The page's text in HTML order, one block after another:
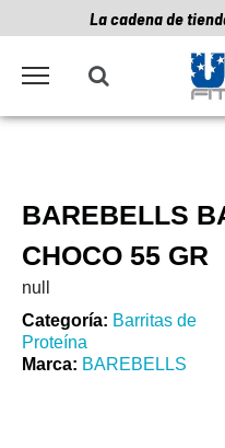
La cadena de
BAREBELLS
CHOCO 55 GR
null
Categoría
Barritas de
Proteína
Marca
BAREBELLS